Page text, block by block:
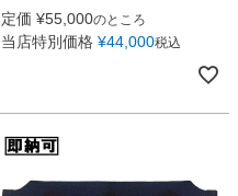
定価 ¥55,000のところ
当店特別価格 ¥44,000税込